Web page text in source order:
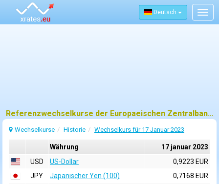
Deutsch
Referenzwechselkurse der Europaeischen Zentralbank (EZB) fuer 17 januar 2023
Wechselkurse Historie Wechselkurs für 17 Januar 2023
Währung
17 januar 2023
USD
US-Dollar
0,9223 EUR
JPY
Japanischer Yen (100)
0,7168 EUR